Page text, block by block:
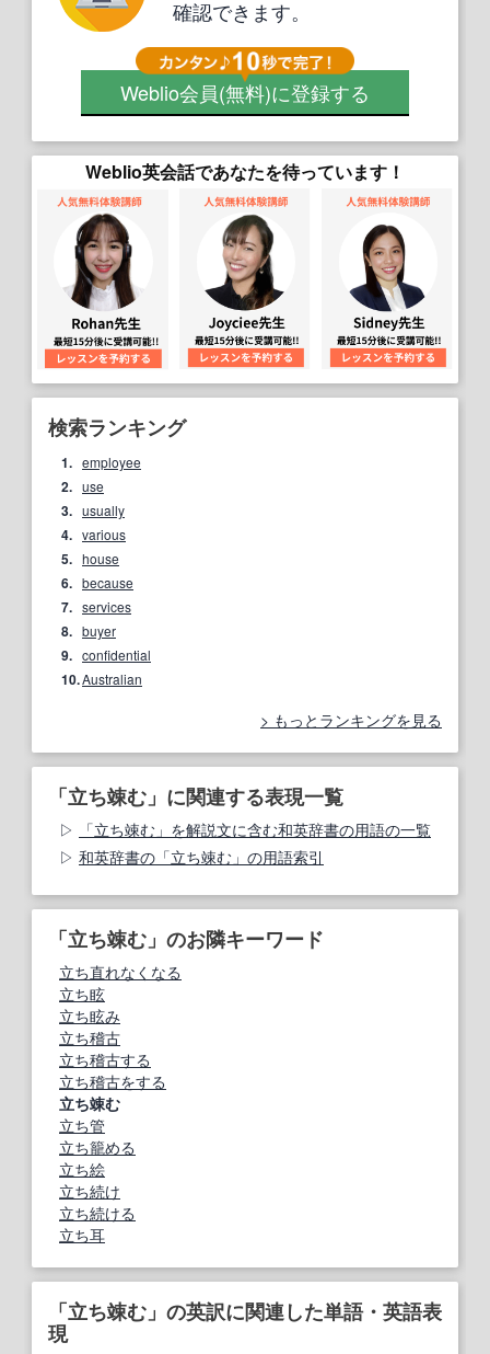
確認できます。
Weblio会員(無料)に登録する
Weblio英会話であなたを待っています！
検索ランキング
1. employee
2. use
3. usually
4. various
5. house
6. because
7. services
8. buyer
9. confidential
10.Australian
もっとランキングを見る
「立ち竦む」に関連する表現一覧
「立ち竦む」を解説文に含む和英辞書の用語の一覧
和英辞書の「立ち竦む」の用語索引
「立ち竦む」のお隣キーワード
立ち直れなくなる
立ち眩
立ち眩み
立ち稽古
立ち稽古する
立ち稽古をする
立ち竦む
立ち管
立ち籠める
立ち絵
立ち続け
立ち続ける
立ち耳
「立ち竦む」の英訳に関連した単語・英語表
現